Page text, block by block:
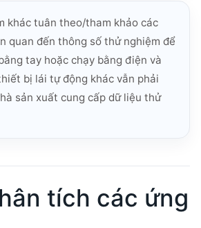
khác tuân theo/tham khảo các
quan đến thông số thử nghiệm để
tay hoặc chạy bằng điện và
bị lái tự động khác vẫn phải
sản xuất cung cấp dữ liệu thử
tích các ứng